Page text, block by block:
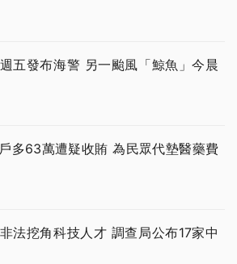
五發布海警 另一颱風「鯨魚」今晨
多63萬遭疑收賄 為民眾代墊醫藥費
法挖角科技人才 調查局公布17家中